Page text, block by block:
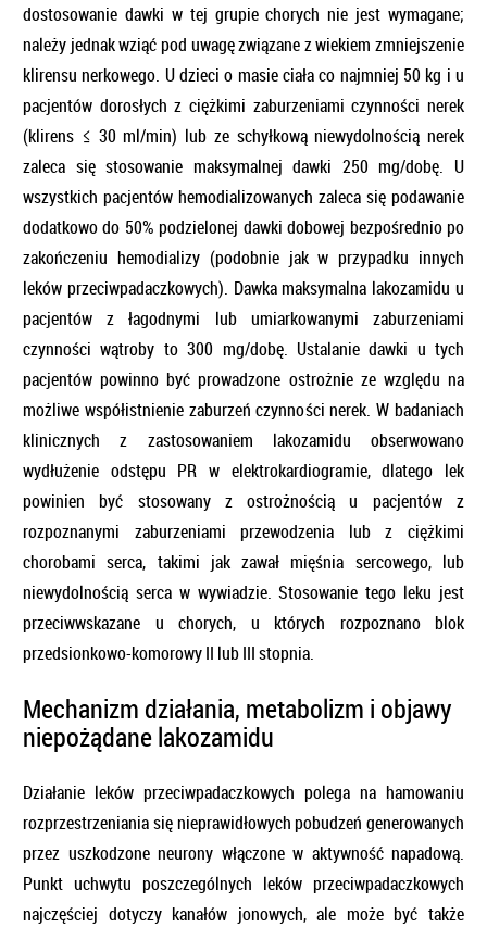
dostosowanie dawki w tej grupie chorych nie jest wymagane;
należy jednak wziąć pod uwagę związane z wiekiem zmniejszenie
klirensu nerkowego. U dzieci o masie ciała co najmniej 50 kg i u
pacjentów dorosłych z ciężkimi zaburzeniami czynności nerek
(klirens ≤ 30 ml/min) lub ze schyłkową niewydolnością nerek
zaleca się stosowanie maksymalnej dawki 250 mg/dobę. U
wszystkich pacjentów hemodializowanych zaleca się podawanie
dodatkowo do 50% podzielonej dawki dobowej bezpośrednio po
zakończeniu hemodializy (podobnie jak w przypadku innych
leków przeciwpadaczkowych). Dawka maksymalna lakozamidu u
pacjentów z łagodnymi lub umiarkowanymi zaburzeniami
czynności wątroby to 300 mg/dobę. Ustalanie dawki u tych
pacjentów powinno być prowadzone ostrożnie ze względu na
możliwe współistnienie zaburzeń czynności nerek. W badaniach
klinicznych z zastosowaniem lakozamidu obserwowano
wydłużenie odstępu PR w elektrokardiogramie, dlatego lek
powinien być stosowany z ostrożnością u pacjentów z
rozpoznanymi zaburzeniami przewodzenia lub z ciężkimi
chorobami serca, takimi jak zawał mięśnia sercowego, lub
niewydolnością serca w wywiadzie. Stosowanie tego leku jest
przeciwwskazane u chorych, u których rozpoznano blok
przedsionkowo-komorowy II lub III stopnia.
Mechanizm działania, metabolizm i objawy
niepożądane lakozamidu
Działanie leków przeciwpadaczkowych polega na hamowaniu
rozprzestrzeniania się nieprawidłowych pobudzeń generowanych
przez uszkodzone neurony włączone w aktywność napadową.
Punkt uchwytu poszczególnych leków przeciwpadaczkowych
najczęściej dotyczy kanałów jonowych, ale może być także